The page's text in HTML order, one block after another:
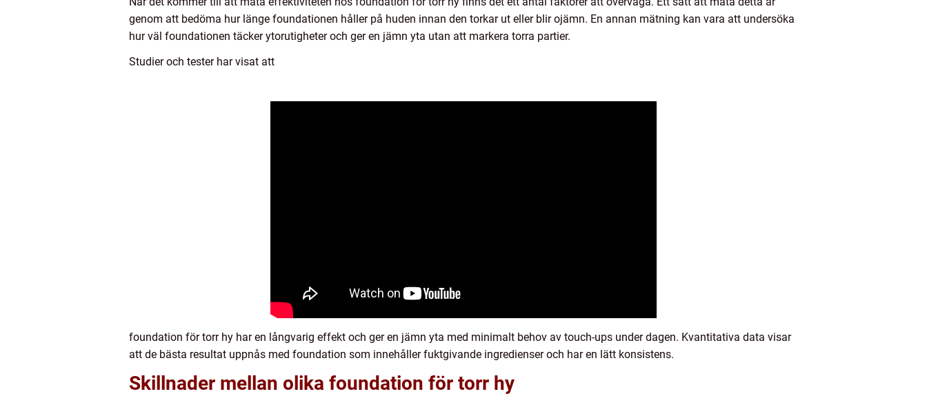
genom att bedöma hur länge foundationen håller på huden innan den torkar ut eller blir ojämn. En annan mätning kan vara att undersöka
hur väl foundationen täcker ytorutigheter och ger en jämn yta utan att markera torra partier.
Studier och tester har visat att
foundation för torr hy har en långvarig effekt och ger en jämn yta med minimalt behov av touch-ups under dagen. Kvantitativa data visar
att de bästa resultat uppnås med foundation som innehåller fuktgivande ingredienser och har en lätt konsistens.
Skillnader mellan olika foundation för torr hy